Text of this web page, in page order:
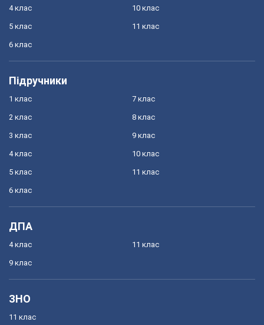
4 клас
5 клас
6 клас
10 клас
11 клас
Підручники
1 клас
2 клас
3 клас
4 клас
5 клас
6 клас
7 клас
8 клас
9 клас
10 клас
11 клас
ДПА
4 клас
9 клас
11 клас
ЗНО
11 клас